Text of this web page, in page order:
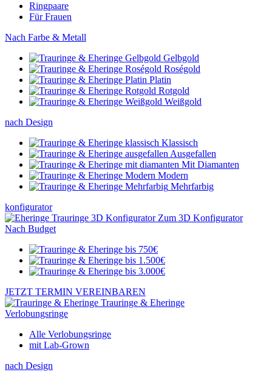
Ringpaare
Für Frauen
Nach Farbe & Metall
Gelbgold
Roségold
Platin
Rotgold
Weißgold
nach Design
Klassisch
Ausgefallen
Mit Diamanten
Modern
Mehrfarbig
konfigurator
Zum 3D Konfigurator
Nach Budget
JETZT TERMIN VEREINBAREN
Trauringe & Eheringe
Verlobungsringe
Alle Verlobungsringe
mit Lab-Grown
nach Design